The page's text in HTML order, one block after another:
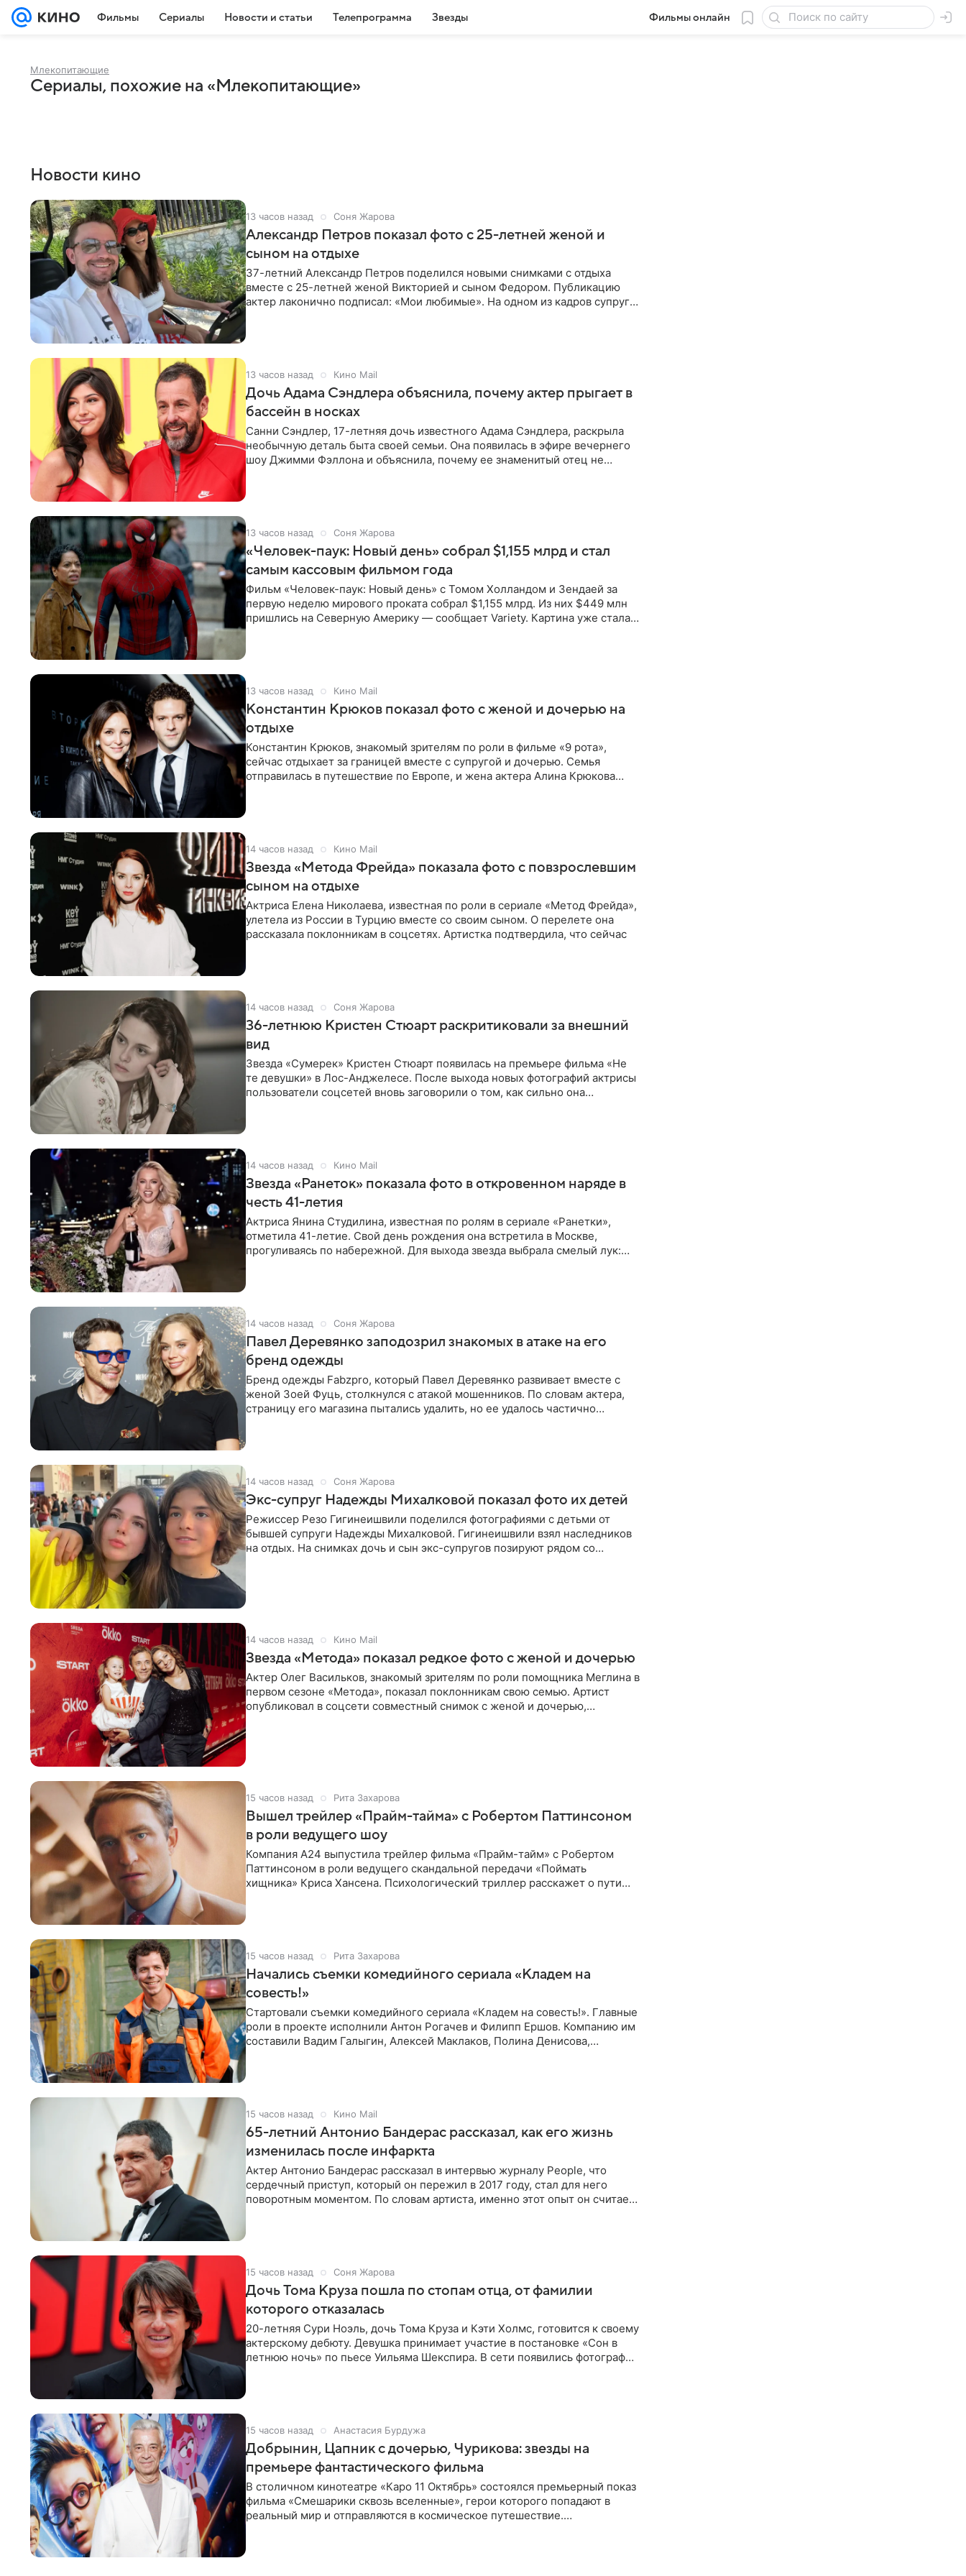
Фильмы Сериалы Новости и статьи Телепрограмма Звезды Фильмы онлайн
Млекопитающие
Сериалы, похожие на «Млекопитающие»
Новости кино
13 часов назад Соня Жарова
Александр Петров показал фото с 25-летней женой и
сыном на отдыхе
37-летний Александр Петров поделился новыми снимками с отдыха
вместе с 25-летней женой Викторией и сыном Федором. Публикацию
актер лаконично подписал: «Мои любимые». На одном из кадров супруги
13 часов назад Кино Mail
Дочь Адама Сэндлера объяснила, почему актер прыгает в
бассейн в носках
Санни Сэндлер, 17-летняя дочь известного Адама Сэндлера, раскрыла
необычную деталь быта своей семьи. Она появилась в эфире вечернего
шоу Джимми Фэллона и объяснила, почему ее знаменитый отец не
13 часов назад Соня Жарова
«Человек-паук: Новый день» собрал $1,155 млрд и стал
самым кассовым фильмом года
Фильм «Человек-паук: Новый день» с Томом Холландом и Зендаей за
первую неделю мирового проката собрал $1,155 млрд. Из них $449 млн
пришлись на Северную Америку — сообщает Variety. Картина уже стала
13 часов назад Кино Mail
Константин Крюков показал фото с женой и дочерью на
отдыхе
Константин Крюков, знакомый зрителям по роли в фильме «9 рота»,
сейчас отдыхает за границей вместе с супругой и дочерью. Семья
отправилась в путешествие по Европе, и жена актера Алина Крюкова
14 часов назад Кино Mail
Звезда «Метода Фрейда» показала фото с повзрослевшим
сыном на отдыхе
Актриса Елена Николаева, известная по роли в сериале «Метод Фрейда»,
улетела из России в Турцию вместе со своим сыном. О перелете она
рассказала поклонникам в соцсетях. Артистка подтвердила, что сейчас
14 часов назад Соня Жарова
36-летнюю Кристен Стюарт раскритиковали за внешний
вид
Звезда «Сумерек» Кристен Стюарт появилась на премьере фильма «Не
те девушки» в Лос-Анджелесе. После выхода новых фотографий актрисы
пользователи соцсетей вновь заговорили о том, как сильно она
14 часов назад Кино Mail
Звезда «Ранеток» показала фото в откровенном наряде в
честь 41-летия
Актриса Янина Студилина, известная по ролям в сериале «Ранетки»,
отметила 41-летие. Свой день рождения она встретила в Москве,
прогуливаясь по набережной. Для выхода звезда выбрала смелый лук:
14 часов назад Соня Жарова
Павел Деревянко заподозрил знакомых в атаке на его
бренд одежды
Бренд одежды Fabzpro, который Павел Деревянко развивает вместе с
женой Зоей Фуць, столкнулся с атакой мошенников. По словам актера,
страницу его магазина пытались удалить, но ее удалось частично
14 часов назад Соня Жарова
Экс-супруг Надежды Михалковой показал фото их детей
Режиссер Резо Гигинеишвили поделился фотографиями с детьми от
бывшей супруги Надежды Михалковой. Гигинеишвили взял наследников
на отдых. На снимках дочь и сын экс-супругов позируют рядом со
14 часов назад Кино Mail
Звезда «Метода» показал редкое фото с женой и дочерью
Актер Олег Васильков, знакомый зрителям по роли помощника Меглина в
первом сезоне «Метода», показал поклонникам свою семью. Артист
опубликовал в соцсети совместный снимок с женой и дочерью,
15 часов назад Рита Захарова
Вышел трейлер «Прайм-тайма» с Робертом Паттинсоном
в роли ведущего шоу
Компания A24 выпустила трейлер фильма «Прайм-тайм» с Робертом
Паттинсоном в роли ведущего скандальной передачи «Поймать
хищника» Криса Хансена. Психологический триллер расскажет о пути
15 часов назад Рита Захарова
Начались съемки комедийного сериала «Кладем на
совесть!»
Стартовали съемки комедийного сериала «Кладем на совесть!». Главные
роли в проекте исполнили Антон Рогачев и Филипп Ершов. Компанию им
составили Вадим Галыгин, Алексей Маклаков, Полина Денисова,
15 часов назад Кино Mail
65-летний Антонио Бандерас рассказал, как его жизнь
изменилась после инфаркта
Актер Антонио Бандерас рассказал в интервью журналу People, что
сердечный приступ, который он пережил в 2017 году, стал для него
поворотным моментом. По словам артиста, именно этот опыт он считает
15 часов назад Соня Жарова
Дочь Тома Круза пошла по стопам отца, от фамилии
которого отказалась
20-летняя Сури Ноэль, дочь Тома Круза и Кэти Холмс, готовится к своему
актерскому дебюту. Девушка принимает участие в постановке «Сон в
летнюю ночь» по пьесе Уильяма Шекспира. В сети появились фотографии
15 часов назад Анастасия Бурдужа
Добрынин, Цапник с дочерью, Чурикова: звезды на
премьере фантастического фильма
В столичном кинотеатре «Каро 11 Октябрь» состоялся премьерный показ
фильма «Смешарики сквозь вселенные», герои которого попадают в
реальный мир и отправляются в космическое путешествие.